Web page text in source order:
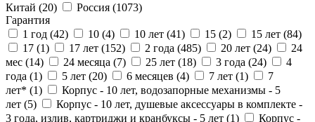
Китай (20) Россия (1073)
Гарантия
1 год (42) 10 (4) 10 лет (41) 15 (2) 15 лет (84)
17 (1) 17 лет (152) 2 года (485) 20 лет (24)
24
мес (14) 24 месяца (7) 25 лет (18) 3 года (24)
4
года (1) 5 лет (20) 6 месяцев (4) 7 лет (1)
7
лет* (1)
Корпус - 10 лет, водозапорные механизмы - 5
лет (5)
Корпус - 10 лет, душевые аксессуары в комплекте -
3 года, излив, картриджи и кранбуксы - 5 лет (1) Корпус -